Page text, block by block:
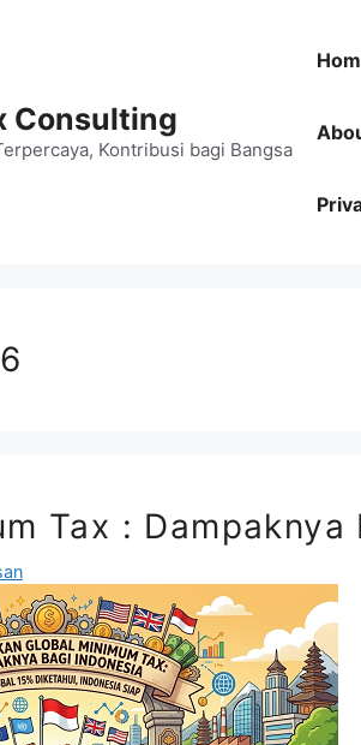
Consulting
Kontribusi bagi Bangsa
Tax :